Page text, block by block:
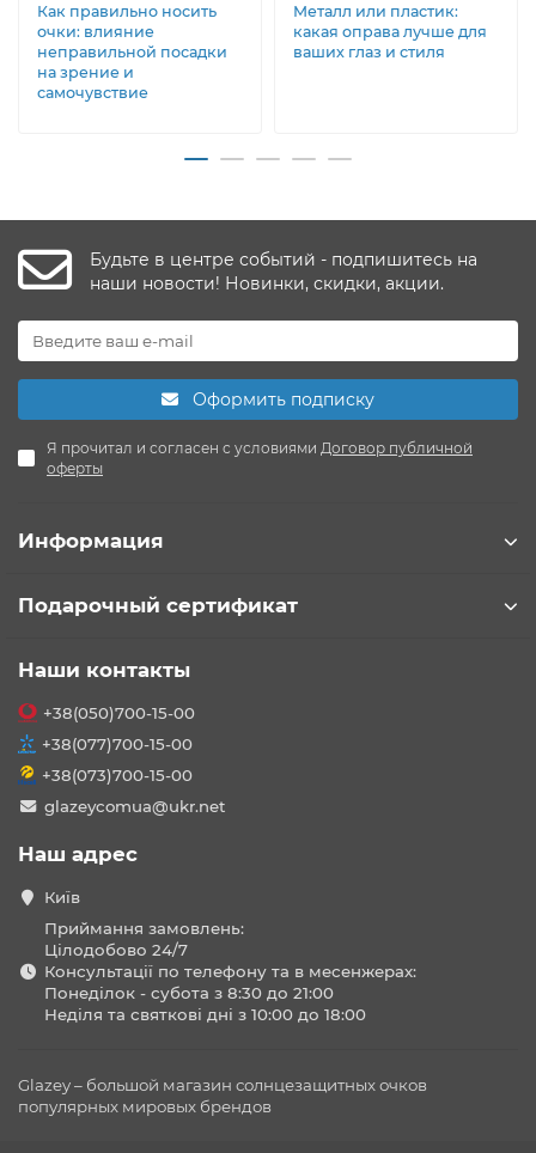
Как правильно носить
очки: влияние
неправильной посадки
на зрение и
самочувствие
Металл или пластик:
какая оправа лучше для
ваших глаз и стиля
Будьте в центре событий - подпишитесь на
наши новости! Новинки, скидки, акции.
Оформить подписку
Я прочитал и согласен с условиями Договор публичной
оферты
Информация
Подарочный сертификат
Наши контакты
+38(050)700-15-00
+38(077)700-15-00
+38(073)700-15-00
glazeycomua@ukr.net
Наш адрес
Київ
Приймання замовлень:
Цілодобово 24/7
Консультації по телефону та в месенжерах:
Понеділок - субота з 8:30 до 21:00
Неділя та святкові дні з 10:00 до 18:00
Glazey – большой магазин солнцезащитных очков
популярных мировых брендов